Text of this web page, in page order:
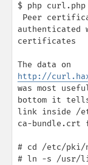
$ php curl.php
authenticated
certificates
http://
was most
bottom it
link inside /
ca-
# cd /etc/pki/
# ln -s /usr/